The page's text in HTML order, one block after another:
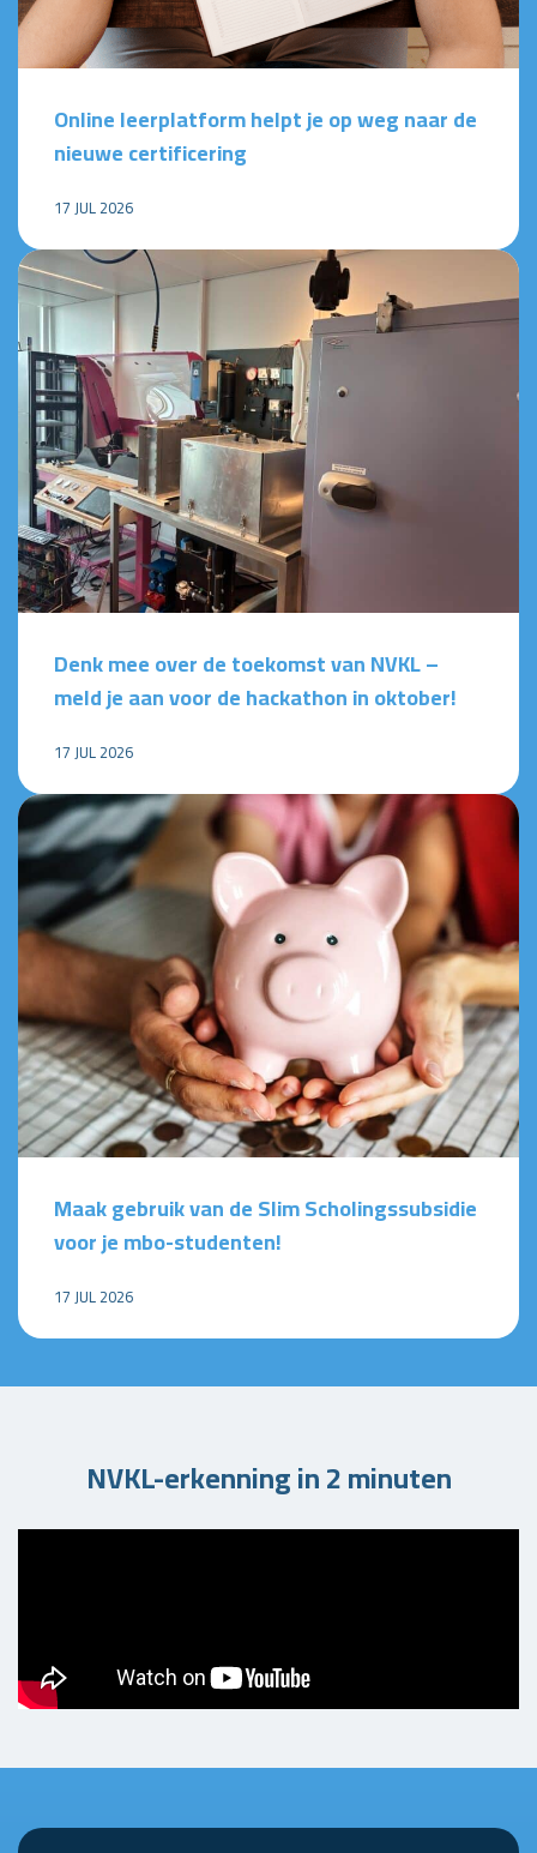
Online leerplatform helpt je op weg naar de
nieuwe certificering
17 JUL 2026
Denk mee over de toekomst van NVKL –
meld je aan voor de hackathon in oktober!
17 JUL 2026
Maak gebruik van de Slim Scholingssubsidie
voor je mbo-studenten!
17 JUL 2026
NVKL-erkenning in 2 minuten